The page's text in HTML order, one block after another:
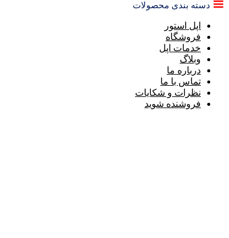
دسته بندی محصولات
اپل استور
فروشگاه
خدمات اپل
وبلاگ
درباره ما
تماس با ما
نظرات و شکایات
فروشنده شوید